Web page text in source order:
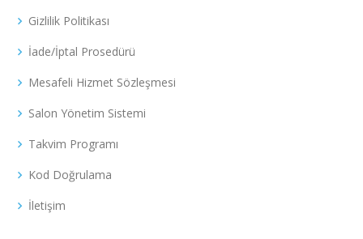
Gizlilik Politikası
İade/İptal Prosedürü
Mesafeli Hizmet Sözleşmesi
Salon Yönetim Sistemi
Takvim Programı
Kod Doğrulama
İletişim